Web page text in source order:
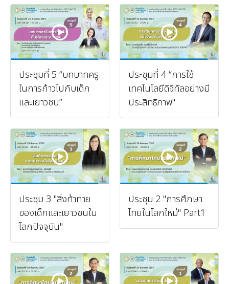
ประชุมที่ 5 “บทบาทครู
ในการก้าวไปกับเด็ก
และเยาวชน”
ประชุมที่ 4 “การใช้
เทคโนโลยีดิจิทัลอย่างมี
ประสิทธิภาพ"
ประชุม 3 "สิ่งท้าทาย
ของเด็กและเยาวชนใน
โลกปัจจุบัน"
ประชุม 2 "การศึกษา
ไทยในโลกใหม่" Part1